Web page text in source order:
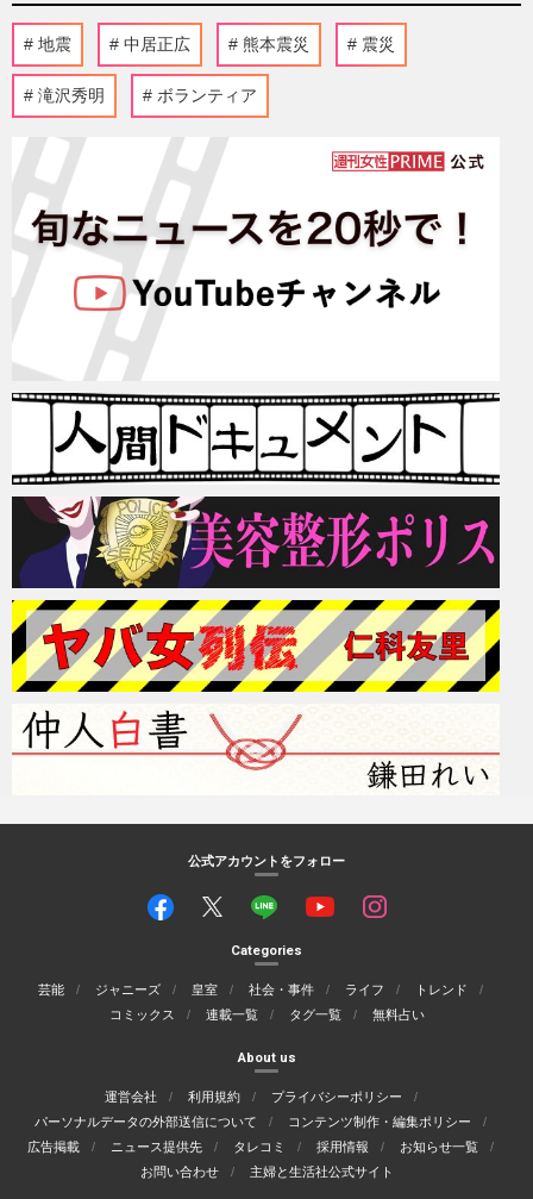
地震 中居正広 熊本震災 震災
滝沢秀明 ボランティア
公式アカウントをフォロー
Categories
芸能 ジャニーズ 皇室 社会・事件 ライフ
トレンド
コミックス
連載一覧 タグ一覧 無料占い
About us
運営会社 利用規約
プライバシーポリシー
パーソナルデータの外部送信について
コンテンツ制作・編集ポリシー
広告掲載
ニュース提供先 タレコミ 採用情報
お知らせ一覧
お問い合わせ
主婦と生活社公式サイト